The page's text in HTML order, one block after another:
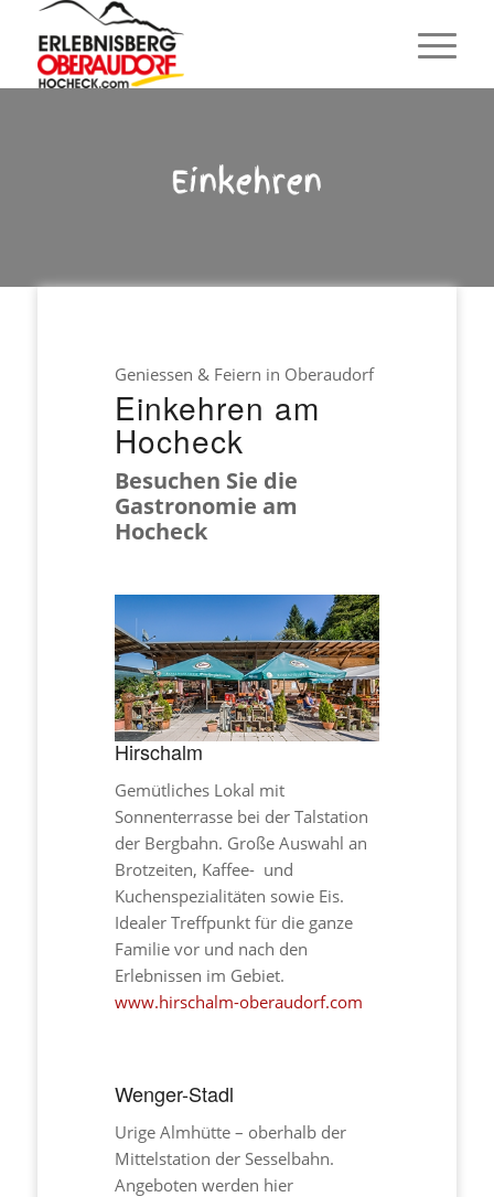
Einkehren
Geniessen & Feiern in Oberaudorf
Einkehren am
Hocheck
Besuchen Sie die
Gastronomie am
Hocheck
Hirschalm
Gemütliches Lokal mit
Sonnenterrasse bei der Talstation
der Bergbahn. Große Auswahl an
Brotzeiten, Kaffee- und
Kuchenspezialitäten sowie Eis.
Idealer Treffpunkt für die ganze
Familie vor und nach den
Erlebnissen im Gebiet.
www.hirschalm-oberaudorf.com
Wenger-Stadl
Urige Almhütte – oberhalb der
Mittelstation der Sesselbahn.
Angeboten werden hier